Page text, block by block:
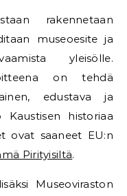
rakennetaan
museoesite ja
yleisölle.
on tehdä
edustava ja
historiaa
ovat saaneet EU:n
Pirityisiltä.
Museoviraston